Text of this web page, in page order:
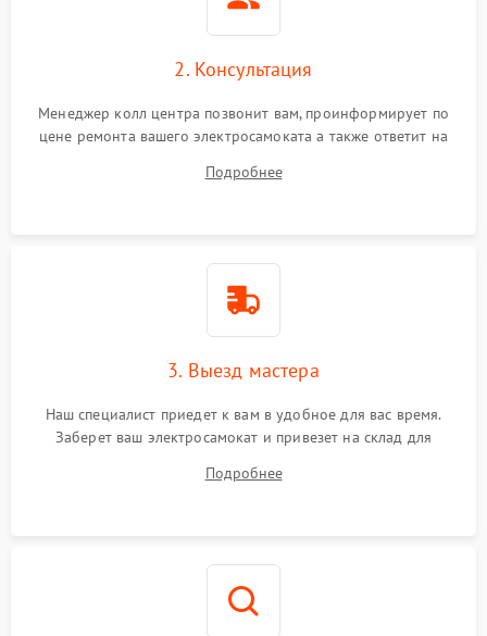
2. Консультация
Менеджер колл центра позвонит вам, проинформирует по
цене ремонта вашего электросамоката а также ответит на
Подробнее
3. Выезд мастера
Наш специалист приедет к вам в удобное для вас время.
Заберет ваш электросамокат и привезет на склад для
Подробнее